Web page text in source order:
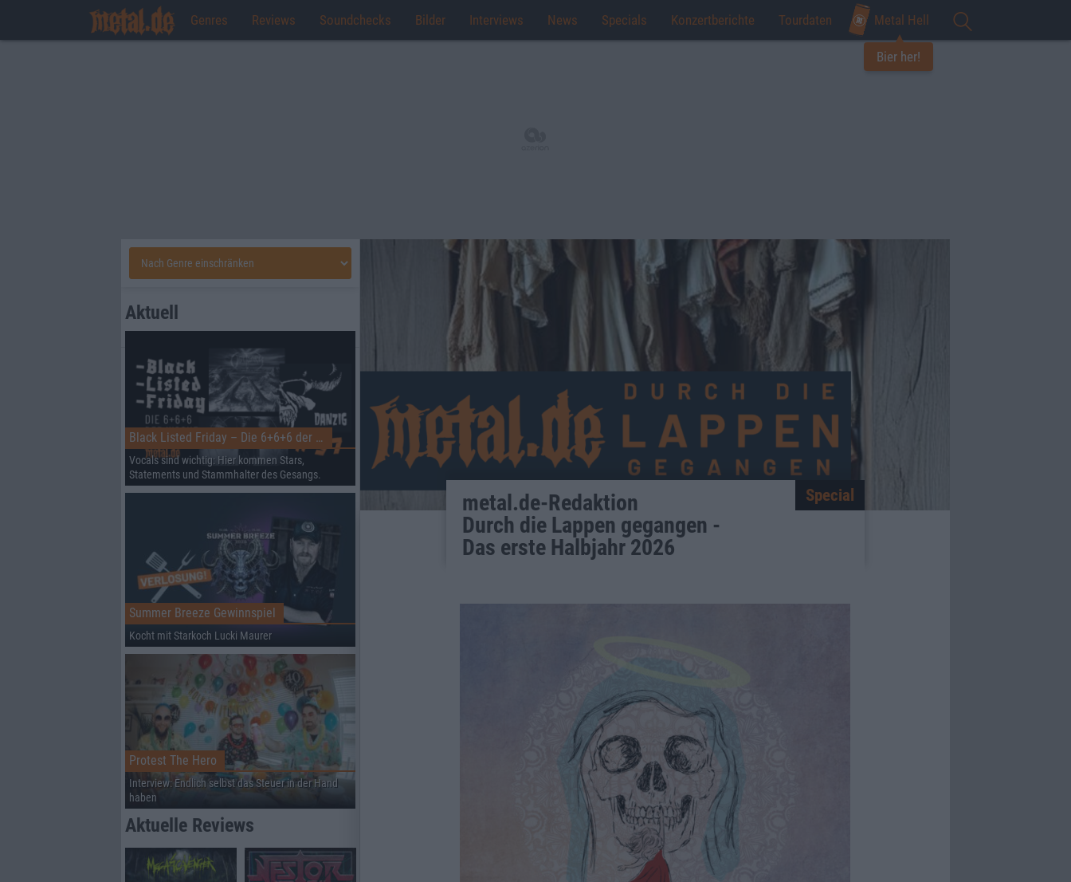
Genres Reviews Soundchecks Bilder Interviews News Specials Konzertberichte Tourdaten Metal Hell
Bier her!
metal.de-Redaktion
Durch die Lappen gegangen -
Das erste Halbjahr 2026
Special
Aktuell
Black Listed Friday – Die 6+6+6 der Woche
Vocals sind wichtig: Hier kommen Stars,
Statements und Stammhalter des Gesangs.
Summer Breeze Gewinnspiel
Kocht mit Starkoch Lucki Maurer
Protest The Hero
Interview: Endlich selbst das Steuer in der Hand
haben
Aktuelle Reviews